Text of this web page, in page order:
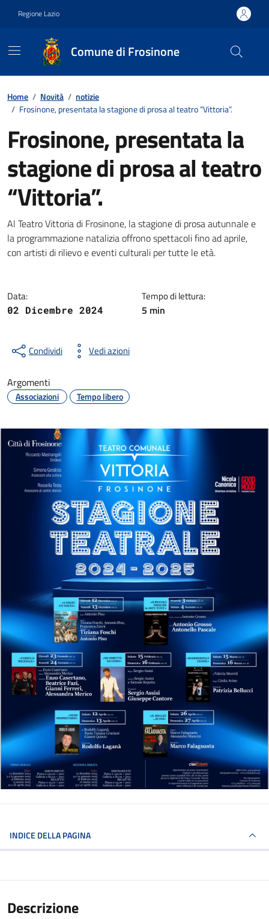
Regione Lazio
Comune di Frosinone
Contenuti in evidenza
Home / Novità / notizie
/ Frosinone, presentata la stagione di prosa al teatro “Vittoria”.
Frosinone, presentata la
stagione di prosa al teatro
“Vittoria”.
Dettagli della notizia
Al Teatro Vittoria di Frosinone, la stagione di prosa autunnale e
la programmazione natalizia offrono spettacoli fino ad aprile,
con artisti di rilievo e eventi culturali per tutte le età.
Data:
02 Dicembre 2024
Tempo di lettura:
5 min
Condividi Vedi azioni
Argomenti
Associazioni Tempo libero
INDICE DELLA PAGINA
Descrizione